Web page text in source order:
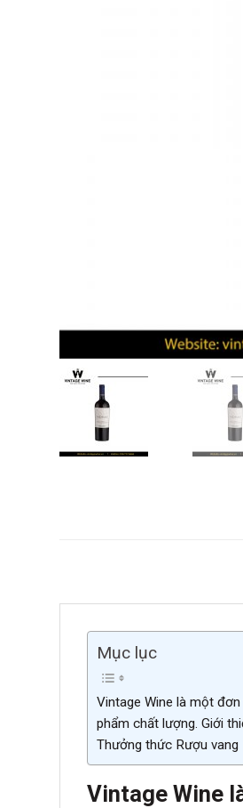
Mục lục
Vintage Wine là một
phẩm chất lượng. Giới
Thưởng thức Rượu vang
Vintage Wine